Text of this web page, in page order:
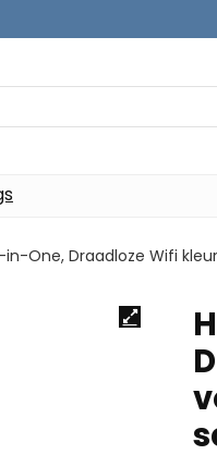
in-One, Draadloze Wifi